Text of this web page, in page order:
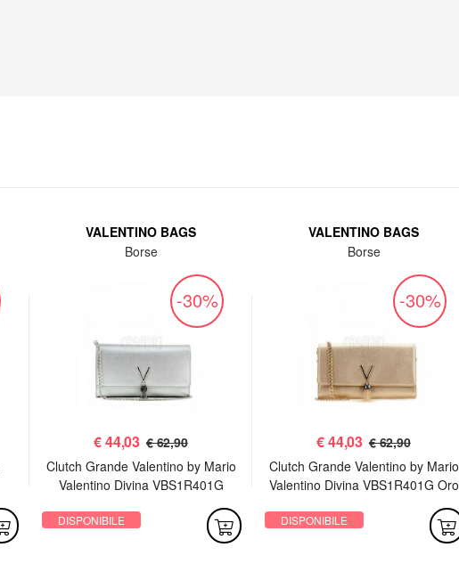
VALENTINO BAGS
Borse
-30%
€44,03 € 62,90
Clutch Grande Valentino by Mario
Valentino Divina VBS1R401G
DISPONIBILE
VALENTINO BAGS
Borse
-30%
€44,03 € 62,90
Clutch Grande Valentino by Mario
Valentino Divina VBS1R401G Oro
DISPONIBILE